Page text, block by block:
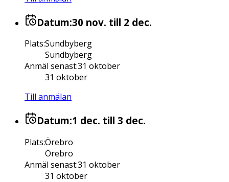
Datum:30 nov. till 2 dec.
Plats:Sundbyberg
Sundbyberg
Anmäl senast:31 oktober
31 oktober
Till anmälan
Datum:1 dec. till 3 dec.
Plats:Örebro
Örebro
Anmäl senast:31 oktober
31 oktober